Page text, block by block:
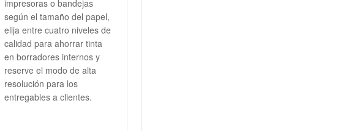
impresoras o bandejas
según el tamaño del papel,
elija entre cuatro niveles de
calidad para ahorrar tinta
en borradores internos y
reserve el modo de alta
resolución para los
entregables a clientes.